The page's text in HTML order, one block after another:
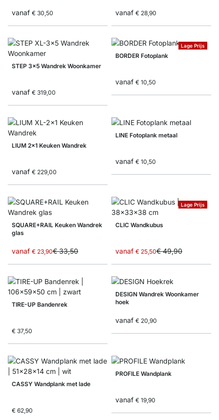
vanaf € 30,50 vanaf € 28,90
STEP 3x5 Wandrek Woonkamer
vanaf € 319,00
Lage Prijs
BORDER Fotoplank
vanaf € 10,50
LIUM 2x1 Keuken Wandrek
vanaf € 229,00
LINE Fotoplank metaal
vanaf € 10,50
SQUARE+RAIL Keuken Wandrek
glas
vanaf € 23,90€ 33,50
Lage Prijs
CLIC Wandkubus
vanaf € 25,50€ 49,90
TIRE-UP Bandenrek
€ 37,50
DESIGN Wandrek Woonkamer
hoek
vanaf € 20,90
CASSY Wandplank met lade
€ 62,90
PROFILE Wandplank
vanaf € 19,90